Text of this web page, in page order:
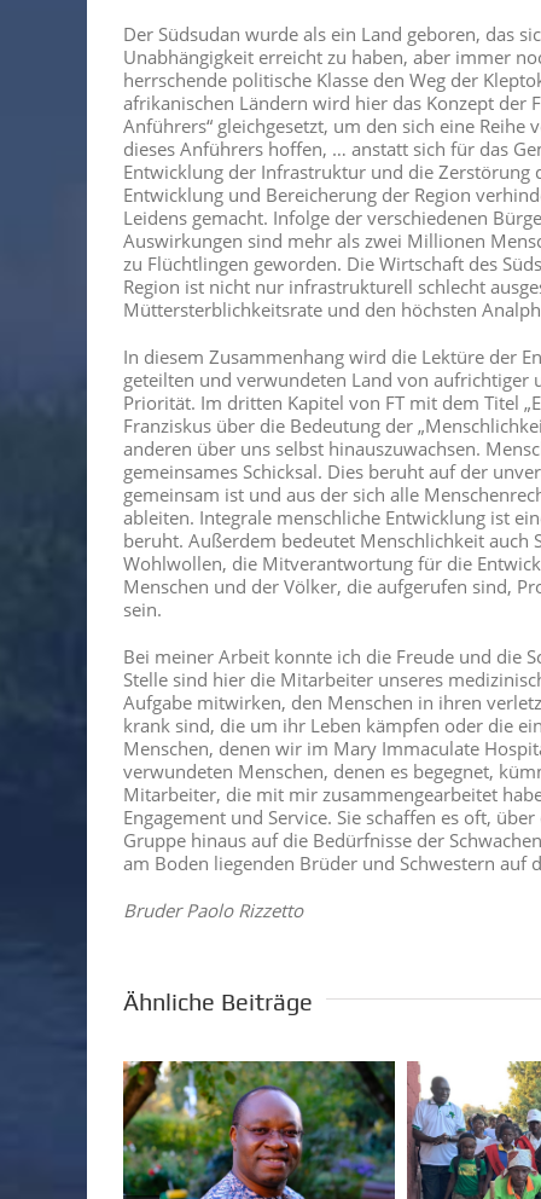
Der Südsudan wurde als ein Land geboren, das
Unabhängigkeit erreicht zu haben, aber immer
herrschende politische Klasse den Weg der
afrikanischen Ländern wird hier das Konzept der
Anführers“ gleichgesetzt, um den sich eine
dieses Anführers hoffen, … anstatt sich für das
Entwicklung der Infrastruktur und die
Entwicklung und Bereicherung der Region
Leidens gemacht. Infolge der verschiedenen
Auswirkungen sind mehr als zwei Millionen
zu Flüchtlingen geworden. Die Wirtschaft des
Region ist nicht nur infrastrukturell schlecht
Müttersterblichkeitsrate und den höchsten
In diesem Zusammenhang wird die Lektüre der
geteilten und verwundeten Land von
Priorität. Im dritten Kapitel von FT mit dem Titel
Franziskus über die Bedeutung der
anderen über uns selbst hinauszuwachsen.
gemeinsames Schicksal. Dies beruht auf der
gemeinsam ist und aus der sich alle
ableiten. Integrale menschliche Entwicklung ist
beruht. Außerdem bedeutet Menschlichkeit auch
Wohlwollen, die Mitverantwortung für die
Menschen und der Völker, die aufgerufen sind,
sein.
Bei meiner Arbeit konnte ich die Freude und die
Stelle sind hier die Mitarbeiter unseres
Aufgabe mitwirken, den Menschen in ihren
krank sind, die um ihr Leben kämpfen oder die
Menschen, denen wir im Mary Immaculate
verwundeten Menschen, denen es begegnet,
Mitarbeiter, die mit mir zusammengearbeitet
Engagement und Service. Sie schaffen es oft,
Gruppe hinaus auf die Bedürfnisse der
am Boden liegenden Brüder und Schwestern auf
Bruder Paolo Rizzetto
Ähnliche Beiträge